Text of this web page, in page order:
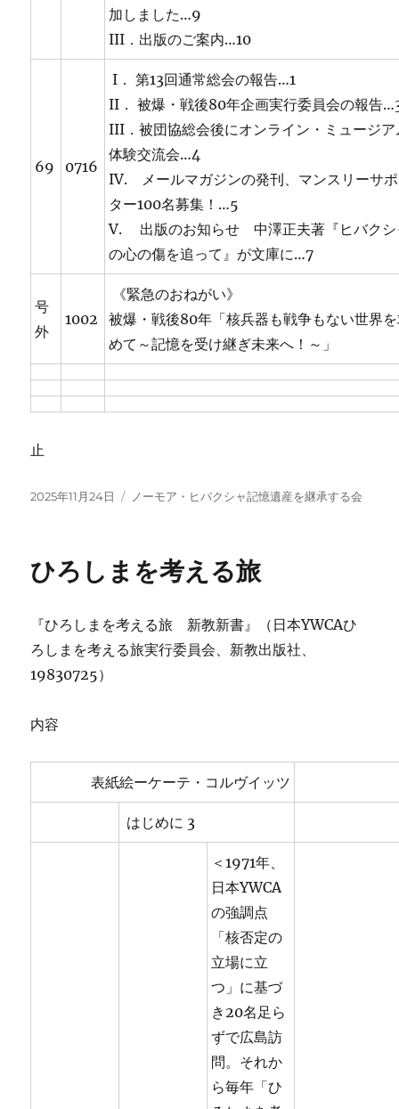
加しました…9
III．出版のご案内…10
69 0716
I． 第13回通常総会の報告…1
II． 被爆・戦後80年企画実行委員会の報告
III．被団協総会後にオンライン・ミュージア
体験交流会…4
IV. メールマガジンの発刊、マンスリーサ
ター100名募集！…5
V. 出版のお知らせ 中澤正夫著『ヒバクシ
の心の傷を追って』が文庫に…7
号
外
1002
《緊急のおねがい》
被爆・戦後80年「核兵器も戦争もない世界
めて～記憶を受け継ぎ未来へ！～」
止
投
2025年11月24日
カ
ー
ノーモア・ヒバクシャ記憶遺産を継承する会
ひろしまを考える旅
『ひろしまを考える旅 新教新書』（日本YWCAひ
ろしまを考える旅実行委員会、新教出版社、
19830725）
内容
表紙絵ーケーテ・コルヴイッツ
はじめに 3
＜1971年、
日本YWCA
の強調点
「核否定の
立場に立
つ」に基づ
き20名足ら
ずで広島訪
問。それか
ら毎年「ひ